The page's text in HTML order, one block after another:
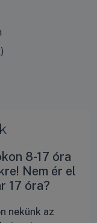
8-17 óra
Nem ér el
17 óra?
nekünk az